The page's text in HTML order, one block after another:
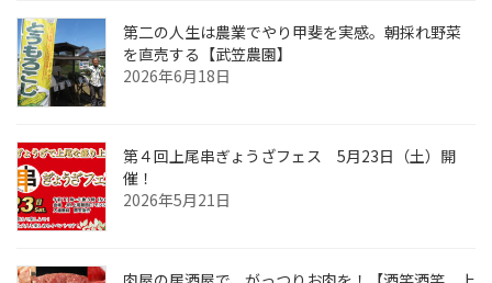
第二の人生は農業でやり甲斐を実感。朝採れ野菜
を直売する【武笠農園】
2026年6月18日
第４回上尾串ぎょうざフェス 5月23日（土）開
催！
2026年5月21日